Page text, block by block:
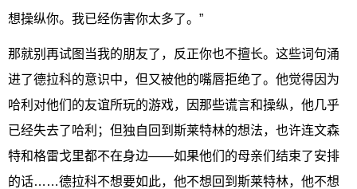
想操纵你。我已经伤害你太多了。”
那就别再试图当我的朋友了，反正你也不擅长。这些词句涌
进了德拉科的意识中，但又被他的嘴唇拒绝了。他觉得因为
哈利对他们的友谊所玩的游戏，因那些谎言和操纵，他几乎
已经失去了哈利；但独自回到斯莱特林的想法，也许连文森
特和格雷戈里都不在身边——如果他们的母亲们结束了安排
的话……德拉科不想要如此，他不想回到斯莱特林，他不想